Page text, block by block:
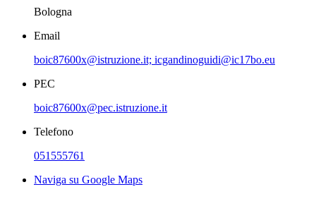
Bologna
Email
boic87600x@istruzione.it; icgandinoguidi@ic17bo.eu
PEC
boic87600x@pec.istruzione.it
Telefono
051555761
Naviga su Google Maps